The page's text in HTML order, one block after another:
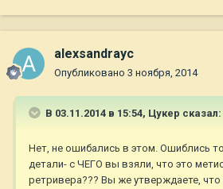
alexsandrayc
Опубликовано 3 ноября, 2014
В 03.11.2014 в 15:54, Цукер сказал:
Нет, не ошибались в этом. Ошиблись
детали- с ЧЕГО вы взяли, что это
ретривера??? Вы же утверждаете, что